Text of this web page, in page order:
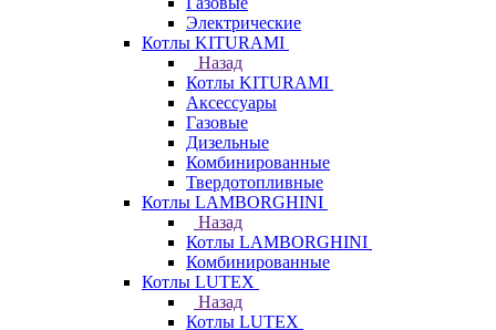
Электрические
Котлы KITURAMI
Назад
Котлы KITURAMI
Аксессуары
Газовые
Дизельные
Комбинированные
Твердотопливные
Котлы LAMBORGHINI
Назад
Котлы LAMBORGHINI
Комбинированные
Котлы LUTEX
Назад
Котлы LUTEX